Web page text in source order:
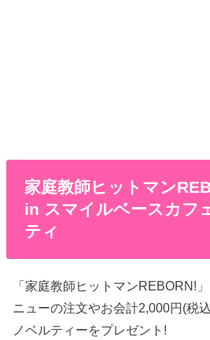
家庭教師ヒットマン
in スマイルベースカフ
ティ
「家庭教師ヒットマンREBORN!
ニューの注文やお会計2,000円(税
ノベルティーをプレゼント!